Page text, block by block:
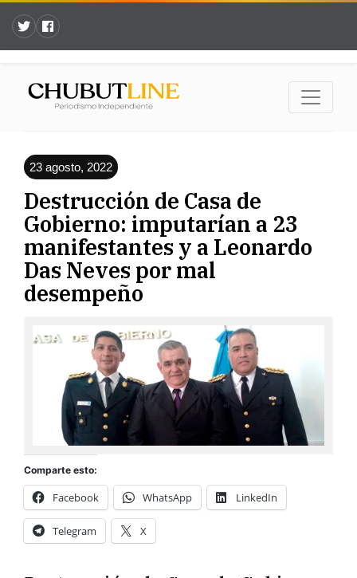
23 agosto, 2022
Destrucción de Casa de
Gobierno: imputarían a 23
manifestantes y a Leonardo
Das Neves por mal
desempeño
Comparte esto:
Facebook WhatsApp LinkedIn
Telegram X